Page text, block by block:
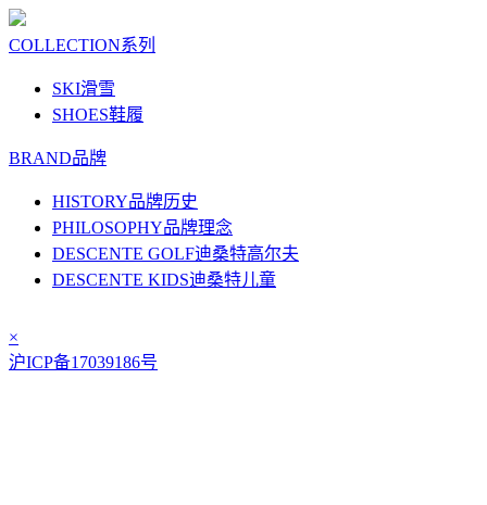
COLLECTION系列
SKI滑雪
SHOES鞋履
BRAND品牌
HISTORY品牌历史
PHILOSOPHY品牌理念
DESCENTE GOLF迪桑特高尔夫
DESCENTE KIDS迪桑特儿童
×
沪ICP备17039186号